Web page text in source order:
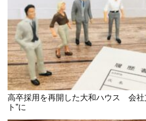
高卒採用を再開した大和ハウス 会社
ト”に